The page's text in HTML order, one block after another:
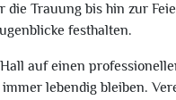
Trauung bis hin zur
festhalten.
auf einen
lebendig bleiben.